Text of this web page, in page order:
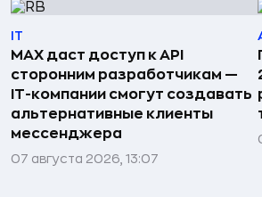
IT
MAX даст доступ к API
сторонним разработчикам —
IT-компании смогут создавать
альтернативные клиенты
мессенджера
07 августа 2026, 13:07